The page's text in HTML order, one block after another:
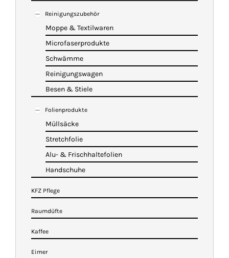
Reinigungszubehör
Moppe & Textilwaren
Microfaserprodukte
Schwämme
Reinigungswagen
Besen & Stiele
Folienprodukte
Müllsäcke
Stretchfolie
Alu- & Frischhaltefolien
Handschuhe
KFZ Pflege
Raumdüfte
Kaffee
Eimer